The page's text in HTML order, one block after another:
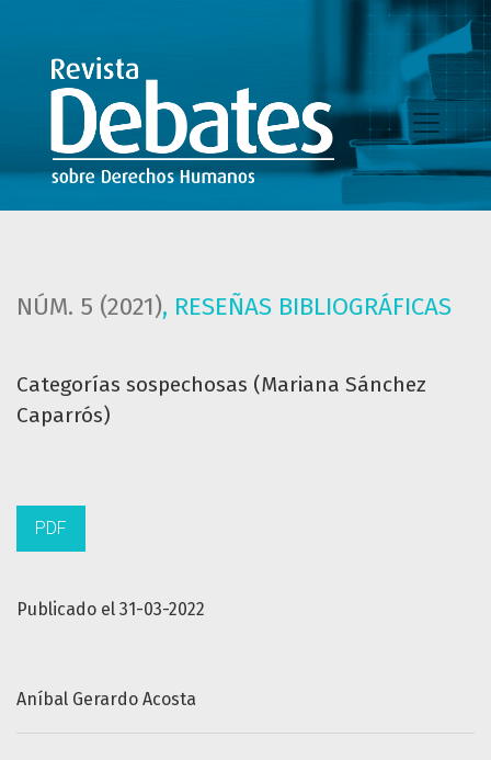
Categorías sospechosas (Mariana Sánchez Caparrós)
NÚM. 5 (2021), RESEÑAS BIBLIOGRÁFICAS
Categorías sospechosas (Mariana Sánchez
Caparrós)
Publicado el 31-03-2022
PDF
Aníbal Gerardo Acosta